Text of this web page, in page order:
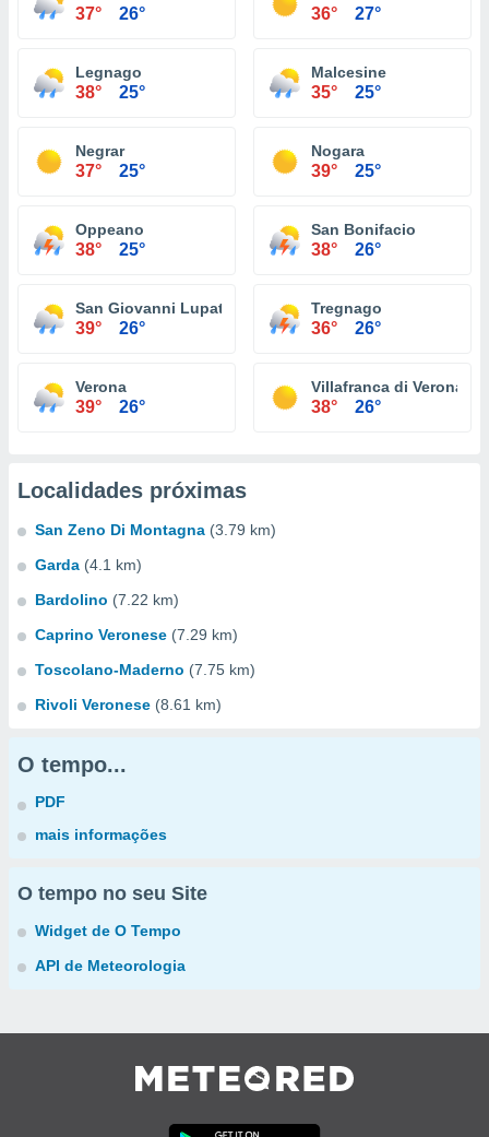
37° 26° 36° 27°
Legnago
38° 25°
Malcesine
35° 25°
Negrar
37° 25°
Nogara
39° 25°
Oppeano
38° 25°
San Bonifacio
38° 26°
San Giovanni Lupatoto
39° 26°
Tregnago
36° 26°
Verona
39° 26°
Villafranca di Verona
38° 26°
Localidades próximas
San Zeno Di Montagna (3.79 km)
Garda (4.1 km)
Bardolino (7.22 km)
Caprino Veronese (7.29 km)
Toscolano-Maderno (7.75 km)
Rivoli Veronese (8.61 km)
O tempo...
PDF
mais informações
O tempo no seu Site
Widget de O Tempo
API de Meteorologia